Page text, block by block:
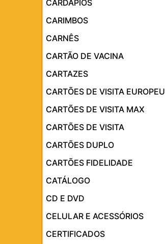
CARDÁPIOS
CARIMBOS
CARNÊS
CARTÃO DE VACINA
CARTAZES
CARTÕES DE VISITA EUROPEU
CARTÕES DE VISITA MAX
CARTÕES DE VISITA
CARTÕES DUPLO
CARTÕES FIDELIDADE
CATÁLOGO
CD E DVD
CELULAR E ACESSÓRIOS
CERTIFICADOS